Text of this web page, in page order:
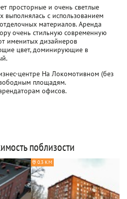
просторные и очень светлые
выполнялась с использованием
материалов. Аренда
очень стильную современную
именитых дизайнеров
цвет, доминирующие в
центре На Локомотивном (без
площадям.
офисов.
поблизости
0.3 КМ